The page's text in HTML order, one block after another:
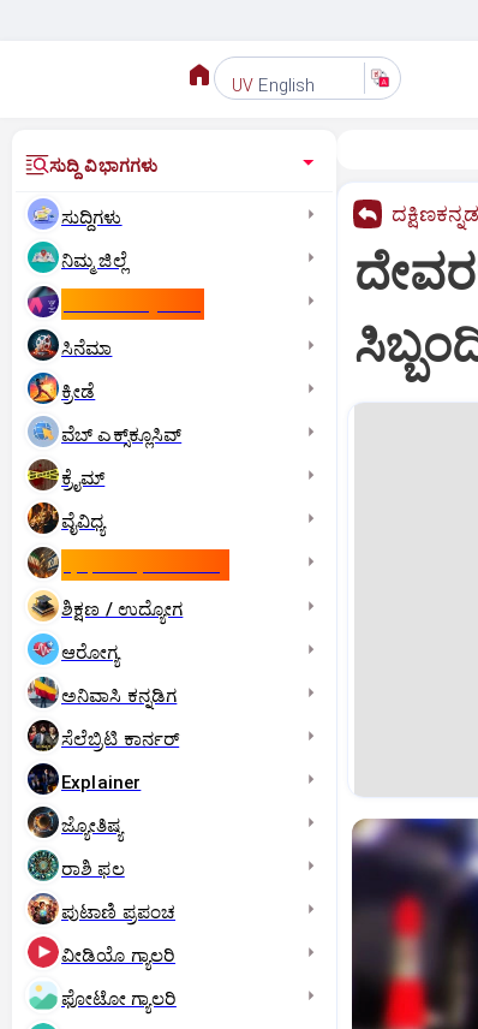
UV English
ಸುದ್ದಿ ವಿಭಾಗಗಳು
ಸುದ್ದಿಗಳು
ನಿಮ್ಮ ಜಿಲ್ಲೆ
ಸಿನೆಮಾ
ಕ್ರೀಡೆ
ವೆಬ್ ಎಕ್ಸ್‌ಕ್ಲೂಸಿವ್
ಕ್ರೈಮ್
ವೈವಿಧ್ಯ
ಶಿಕ್ಷಣ / ಉದ್ಯೋಗ
ಆರೋಗ್ಯ
ಅನಿವಾಸಿ ಕನ್ನಡಿಗ
ಸೆಲೆಬ್ರಿಟಿ ಕಾರ್ನರ್‌
Explainer
ಜ್ಯೋತಿಷ್ಯ
ರಾಶಿ ಫಲ
ಪುಟಾಣಿ ಪ್ರಪಂಚ
ವೀಡಿಯೊ ಗ್ಯಾಲರಿ
ಫೋಟೋ ಗ್ಯಾಲರಿ
ದಕ್ಷಿಣಕನ್ನಡ